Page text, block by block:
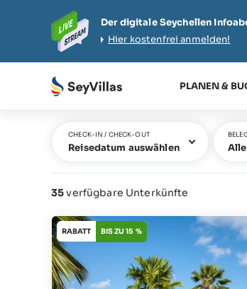
Der digitale Seychellen
Hier kostenfrei anmelden!
PLANEN &
CHECK-IN / CHECK-OUT
Reisedatum auswählen
35verfügbare Unterkünfte
RABATT BIS ZU 15 %